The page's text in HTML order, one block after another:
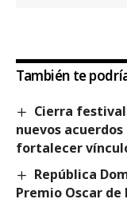
También te
Cierra
nuevos
fortalecer
República
Premio Oscar